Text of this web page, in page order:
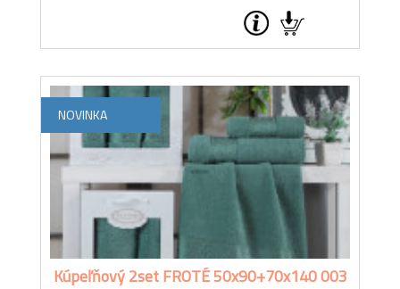
NOVINKA
Kúpeľňový 2set FROTÉ 50x90+70x140 003